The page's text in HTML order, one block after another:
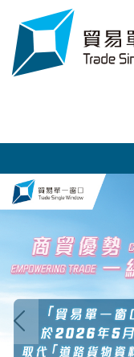
Skip to content
贸易单一窗口
上一个